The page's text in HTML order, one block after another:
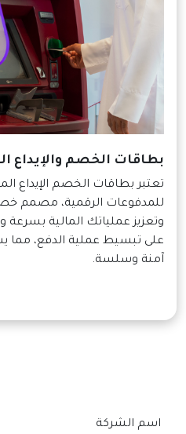
بطاقات الخصم والإيداع
تعتبر بطاقات الخصم الإيداع
للمدفوعات الرقمية، مصمم
وتعزيز عملياتك المالية بسرعة
على تبسيط عملية الدفع، مما
آمنة وسلسة.
اسم الشركة